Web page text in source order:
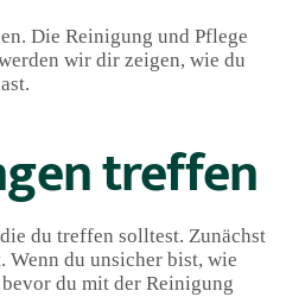
Die Reinigung und Pflege
wir dir zeigen, wie du
treffen
du treffen solltest. Zunächst
Wenn du unsicher bist, wie
du mit der Reinigung